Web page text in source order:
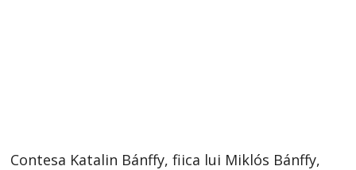
Contesa Katalin Bánffy, fiica lui Miklós Bánffy,